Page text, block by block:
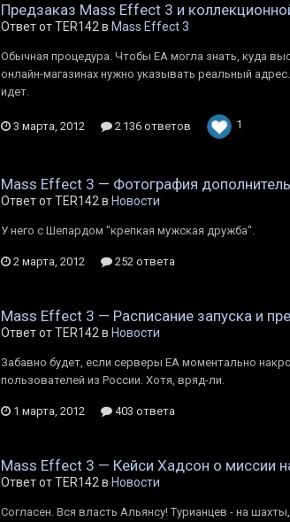
Предзаказ Mass Effect 3 и
Ответ от TER142 в Mass Effect 3
Обычная процедура. Чтобы EA могла знать, куда
онлайн-магазинах нужно указывать реальный
идет.
3 марта, 2012 2 136 ответов 1
Mass Effect 3 — Фотография
Ответ от TER142 в Новости
У него с Шепардом "крепкая мужская дружба".
2 марта, 2012 252 ответа
Mass Effect 3 — Расписание запуска и
Ответ от TER142 в Новости
Забавно будет, если серверы EA моментально
пользователей из России. Хотя, вряд-ли.
1 марта, 2012 403 ответа
Mass Effect 3 — Кейси Хадсон о миссии
Ответ от TER142 в Новости
Согласен. Вся власть Альянсу! Турианцев - на